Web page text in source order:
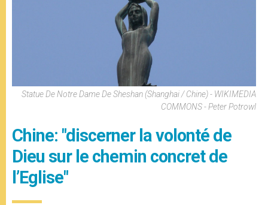
Statue De Notre Dame De Sheshan (Shanghai / Chine) - WIKIMEDIA
COMMONS - Peter Potrowl
Chine: "discerner la volonté de
Dieu sur le chemin concret de
l’Eglise"